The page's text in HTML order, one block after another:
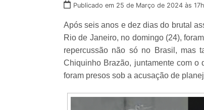
Publicado em 25 de Março de 2024 às
Após seis anos e dez dias do brutal
Rio de Janeiro, no domingo (24),
repercussão não só no Brasil, mas
Chiquinho Brazão, juntamente com
foram presos sob a acusação de